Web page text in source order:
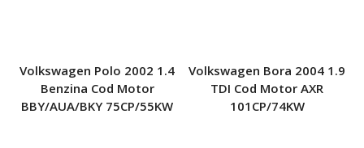
Volkswagen Polo 2002 1.4
Benzina Cod Motor
BBY/AUA/BKY 75CP/55KW
Volkswagen Bora 2004 1.9
TDI Cod Motor AXR
101CP/74KW